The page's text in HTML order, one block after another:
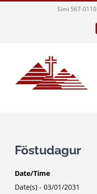
Sími 567-0110
Föstudagur
Date/Time
Date(s) - 03/01/2031